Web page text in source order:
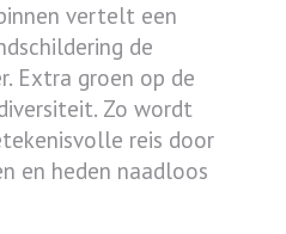
vertelt een
de
Extra groen op de
Zo wordt
reis door
en heden naadloos